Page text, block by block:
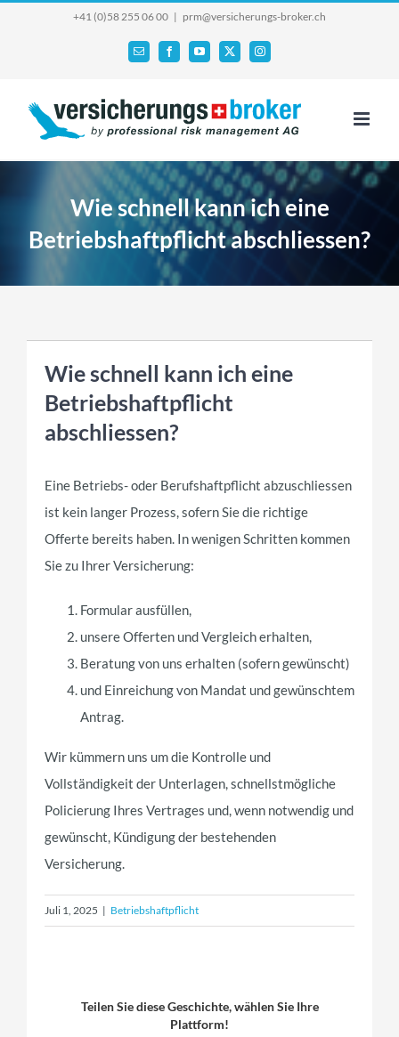
+41 (0)58 255 06 00 | prm@versicherungs-broker.ch
Email FacebookYouTube
X Instagram
Wie schnell kann ich eine
Betriebshaftpflicht abschliessen?
Wie schnell kann ich eine
Betriebshaftpflicht
abschliessen?
Eine Betriebs- oder Berufshaftpflicht abzuschliessen
ist kein langer Prozess, sofern Sie die richtige
Offerte bereits haben. In wenigen Schritten kommen
Sie zu Ihrer Versicherung:
Formular ausfüllen,
unsere Offerten und Vergleich erhalten,
Beratung von uns erhalten (sofern gewünscht)
und Einreichung von Mandat und gewünschtem
Antrag.
Wir kümmern uns um die Kontrolle und
Vollständigkeit der Unterlagen, schnellstmögliche
Policierung Ihres Vertrages und, wenn notwendig und
gewünscht, Kündigung der bestehenden
Versicherung.
Juli 1, 2025 | Betriebshaftpflicht
Teilen Sie diese Geschichte, wählen Sie Ihre
Plattform!